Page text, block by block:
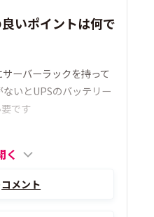
いポイントは何で
ーバーラックを持って
いとUPSのバッテリー
です
く
コメント